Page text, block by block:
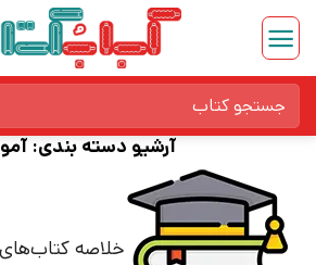
Skip
content
برای:
آرشیو دسته بندی:
خلاصه